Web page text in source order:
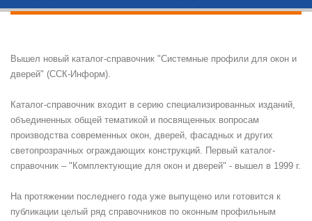
Вышел новый каталог-справочник "Системные профили для окон и
дверей" (ССК-Информ).
Каталог-справочник входит в серию специализированных изданий,
объединенных общей тематикой и посвященных вопросам
производства современных окон, дверей, фасадных и других
светопрозрачных ограждающих конструкций. Первый каталог-
справочник – "Комплектующие для окон и дверей" - вышел в 1999 г.
На протяжении последнего года уже выпущено или готовится к
публикации целый ряд справочников по оконным профильным